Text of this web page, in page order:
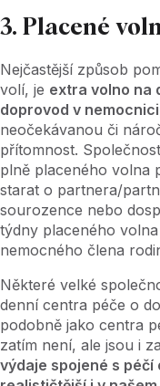
3. Placené
Nejčastější způsob
volí, je extra volno na
doprovod v nemocnici
neočekávanou či
přítomnost.
plně placeného volna
starat o partnera/
sourozence nebo
týdny placeného
nemocného člena
Některé velké
denní centra péče o
podobně jako centra
zatím není, ale jsou i
výdaje spojené s péčí